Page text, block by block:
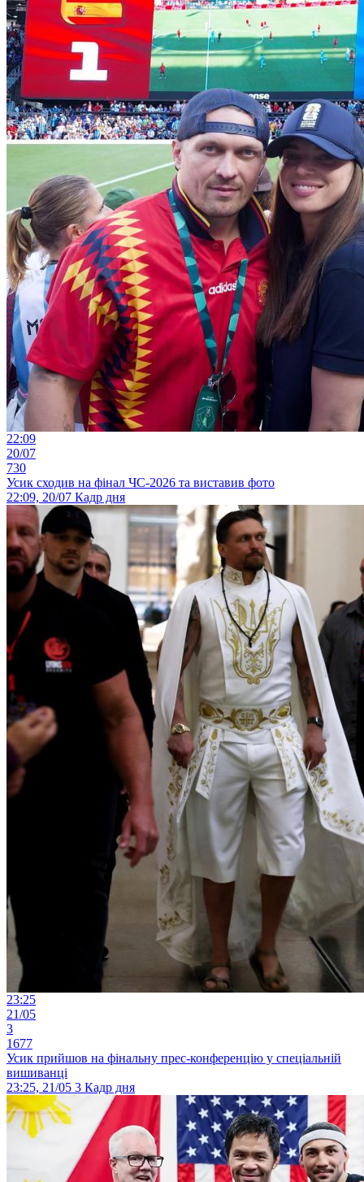
22:09
20/07
730
Усик сходив на фінал ЧС-2026 та виставив фото
22:09, 20/07 Кадр дня
23:25
21/05
3
1677
Усик прийшов на фінальну прес-конференцію у спеціальній
вишиванці
23:25, 21/05 3 Кадр дня